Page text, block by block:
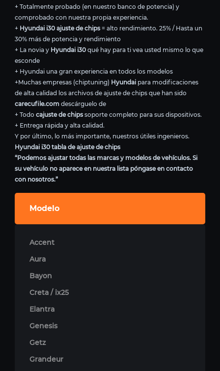
+ Totalmente probado (en nuestro banco de potencia) y
comprobado con nuestra propia experiencia.
+ Hyundai i30 ajuste de chips = alto rendimiento. 25% / Hasta un
30% más de potencia y rendimiento
+ La novia y Hyundai i30 qué hay para ti vea usted mismo lo que
esconde
+ Hyundai una gran experiencia en todos los modelos
+Muchas empresas (chiptuning) Hyundai para modificaciones
de alta calidad los archivos de ajuste de chips que han sido
carecufile.com descárguelo de
+ Todo cajuste de chips soporte completo para sus dispositivos.
+ Entrega rápida y alta calidad.
Y por último, lo más importante, nuestros útiles ingenieros.
Hyundai i30 tabla de ajuste de chips
“Podemos ajustar todas las marcas y modelos de vehículos. Si
su vehículo no aparece en nuestra lista póngase en contacto
con nosotros.”
Modelo
Accent
Aura
Bayon
Creta / ix25
Elantra
Genesis
Getz
Grandeur